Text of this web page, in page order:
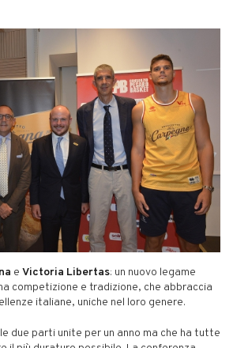
e Victoria Libertas: un nuovo legame
competizione e tradizione, che abbraccia
italiane, uniche nel loro genere.
due parti unite per un anno ma che ha tutte